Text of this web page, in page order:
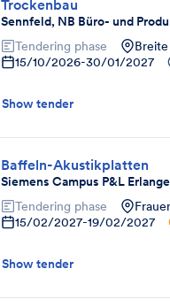
Trockenbau
Sennfeld, NB Büro- und
Tendering phase
15/10/2026-30/01/2027
Show tender
Baffeln-Akustikplatten
Siemens Campus P&L
Tendering phase
15/02/2027-19/02/2027
Show tender